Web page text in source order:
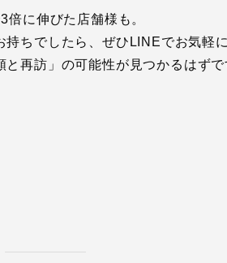
に伸びた店舗様も。
ちでしたら、ぜひLINEでお気軽
再訪」の可能性が見つかるはずで